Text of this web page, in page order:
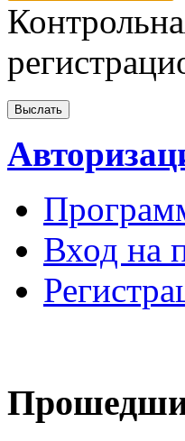
Вход на